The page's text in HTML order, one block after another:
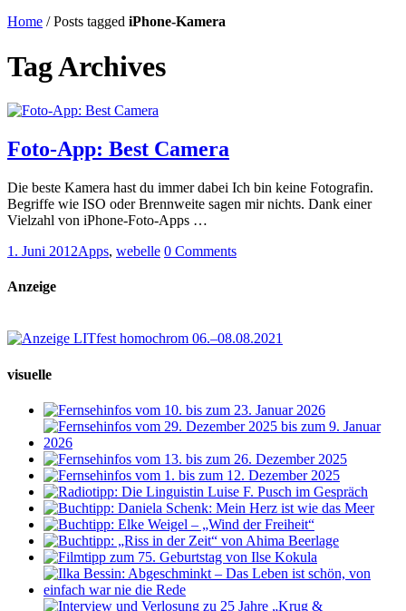
Home /Posts tagged iPhone-Kamera
Tag Archives
Foto-App: Best Camera
Die beste Kamera hast du immer dabei Ich bin keine Fotografin.
Begriffe wie ISO oder Brennweite sagen mir nichts. Dank einer
Vielzahl von iPhone-Foto-Apps …
1. Juni 2012Apps, webelle 0 Comments
Anzeige
visuelle